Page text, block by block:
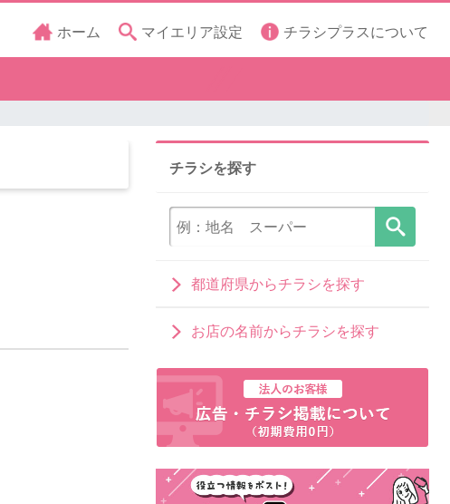
ホーム マイエリア設定 チラシプラスについて
チラシを探す
都道府県からチラシを探す
お店の名前からチラシを探す